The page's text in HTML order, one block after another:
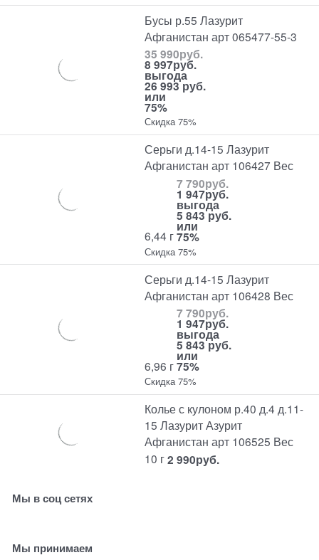
Бусы р.55 Лазурит
Афганистан арт 065477-55-3
35 990руб.
8 997руб.
выгода
26 993 руб.
или
75%
Скидка 75%
Серьги д.14-15 Лазурит
Афганистан арт 106427 Вес
6,44 г
7 790руб.
1 947руб.
выгода
5 843 руб.
или
75%
Скидка 75%
Серьги д.14-15 Лазурит
Афганистан арт 106428 Вес
6,96 г
7 790руб.
1 947руб.
выгода
5 843 руб.
или
75%
Скидка 75%
Колье с кулоном р.40 д.4 д.11-
15 Лазурит Азурит
Афганистан арт 106525 Вес
10 г2 990руб.
Мы в соц сетях
Мы принимаем